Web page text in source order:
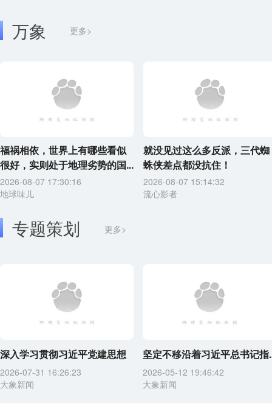
更多>
万象
福祸相依，世界上有哪些看似
很好，实则处于地理劣势的国...
2026-08-07 17:30:16
地球味儿
就没见过这么多反派，三代蜘
蛛侠差点都没抗住！
2026-08-07 15:14:32
流心影者
专题策划 更多>
深入学习贯彻习近平党建思想
2026-07-31 16:26:23
大象新闻
坚定不移沿着习近平总书记指
2026-05-12 19:46:42
大象新闻